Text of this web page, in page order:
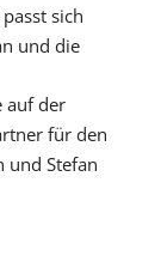
sich
und die
auf der
für den
und Stefan